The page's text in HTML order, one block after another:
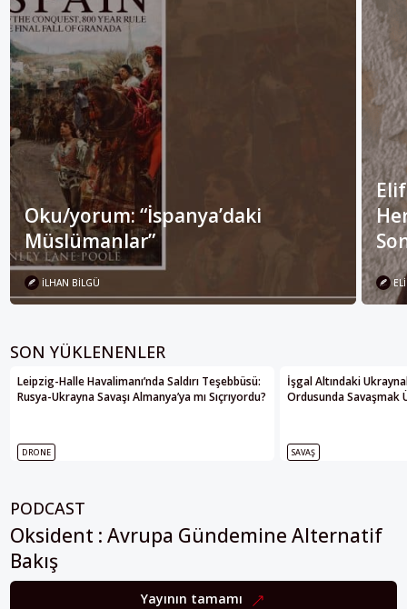
Oku/yorum: “İspanya’daki
Müslümanlar”
İLHAN BILGÜ
SON YÜKLENENLER
Leipzig-Halle Havalimanı’nda Saldırı Teşebbüsü:
Rusya-Ukrayna Savaşı Almanya’ya mı Sıçrıyordu?
DRONE
İşgal Altındaki
Ordusunda Savaşmak
SAVAŞ
PODCAST
Oksident : Avrupa Gündemine Alternatif
Bakış
Yayının tamamı